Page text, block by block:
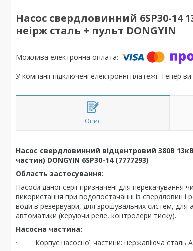
Насос свердловинний 6SP30-14
неірж сталь + пульт DONGYIN
У компанії підключені електронні платежі. Тепер
Опис
Насос свердловинний відцентровий 380В
частин) DONGYIN 6SP30-14 (7777293)
Область застосування:
Насоси даної серії призначені для
використання при водопостачанні iз свердловин
води в резервуари, для зрошувальних систем, для
автоматики (керуючи реле, контролери тиску).
Насосна частина:
· Корпус насосної частини: нержавіюча сталь